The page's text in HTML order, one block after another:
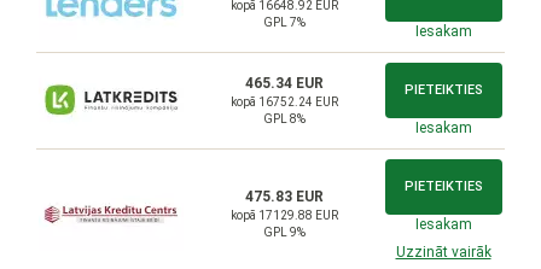
kopā 16648.92 EUR
GPL 7%
Iesakam
465.34 EUR
kopā 16752.24 EUR
GPL 8%
PIETEIKTIES
Iesakam
475.83 EUR
kopā 17129.88 EUR
GPL 9%
PIETEIKTIES
Iesakam
Uzzināt vairāk